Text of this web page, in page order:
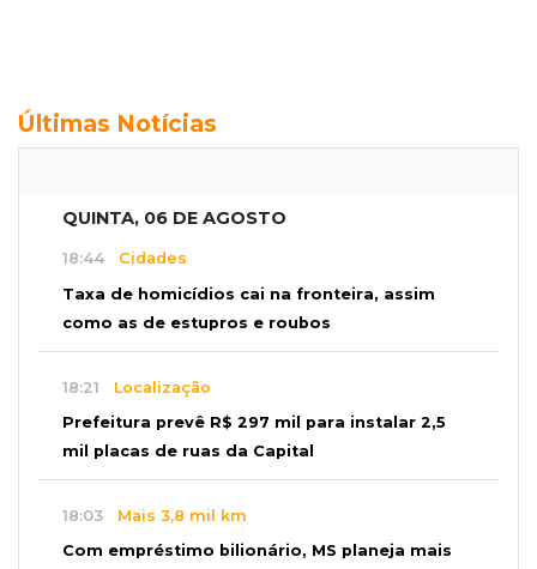
Últimas Notícias
QUINTA, 06 DE AGOSTO
18:44 Cidades
Taxa de homicídios cai na fronteira, assim
como as de estupros e roubos
18:21 Localização
Prefeitura prevê R$ 297 mil para instalar 2,5
mil placas de ruas da Capital
18:03 Mais 3,8 mil km
Com empréstimo bilionário, MS planeja mais